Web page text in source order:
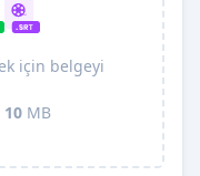
için belgeyi
10MB